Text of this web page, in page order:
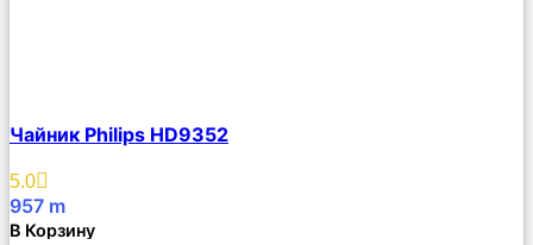
Описание
Избранное
Чайник Philips HD9352
5.0
957 m
В Корзину